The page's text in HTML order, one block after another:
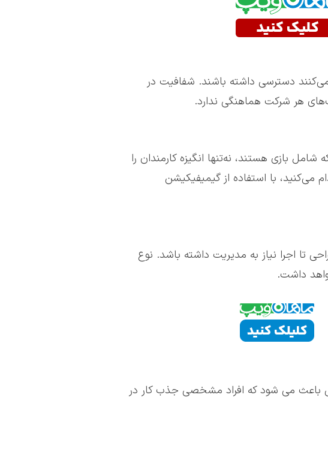
دسترسی داشته باشند. شفافیت در
هر شرکت هماهنگی ندارد.
بازی هستند، نه‌تنها انگیزه کارمندان را
با استفاده از گیمیفیکیشن
تا اجرا نیاز به مدیریت داشته باشد. نوع
داشت.
باعث می شود که افراد مشخصی جذب کار در